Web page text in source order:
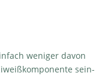
weniger davon
sein-